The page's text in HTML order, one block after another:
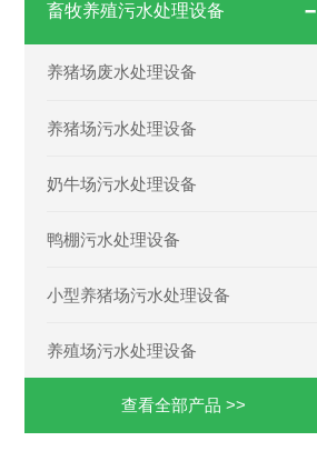
畜牧养殖污水处理设备
养猪场废水处理设备
养猪场污水处理设备
奶牛场污水处理设备
鸭棚污水处理设备
小型养猪场污水处理设备
养殖场污水处理设备
查看全部产品 >>